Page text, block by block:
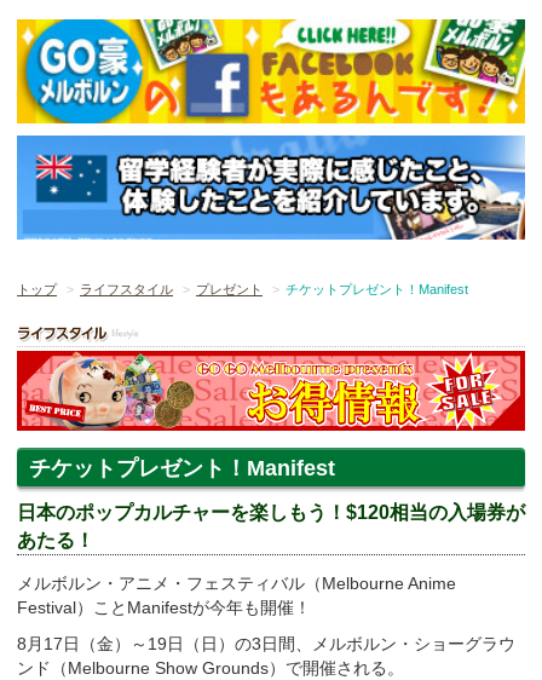
トップ ライフスタイル プレゼント チケットプレゼント！Manifest
チケットプレゼント！Manifest
日本のポップカルチャーを楽しもう！$120相当の入場券が
あたる！
メルボルン・アニメ・フェスティバル（Melbourne Anime
Festival）ことManifestが今年も開催！
8月17日（金）～19日（日）の3日間、メルボルン・ショーグラウ
ンド（Melbourne Show Grounds）で開催される。